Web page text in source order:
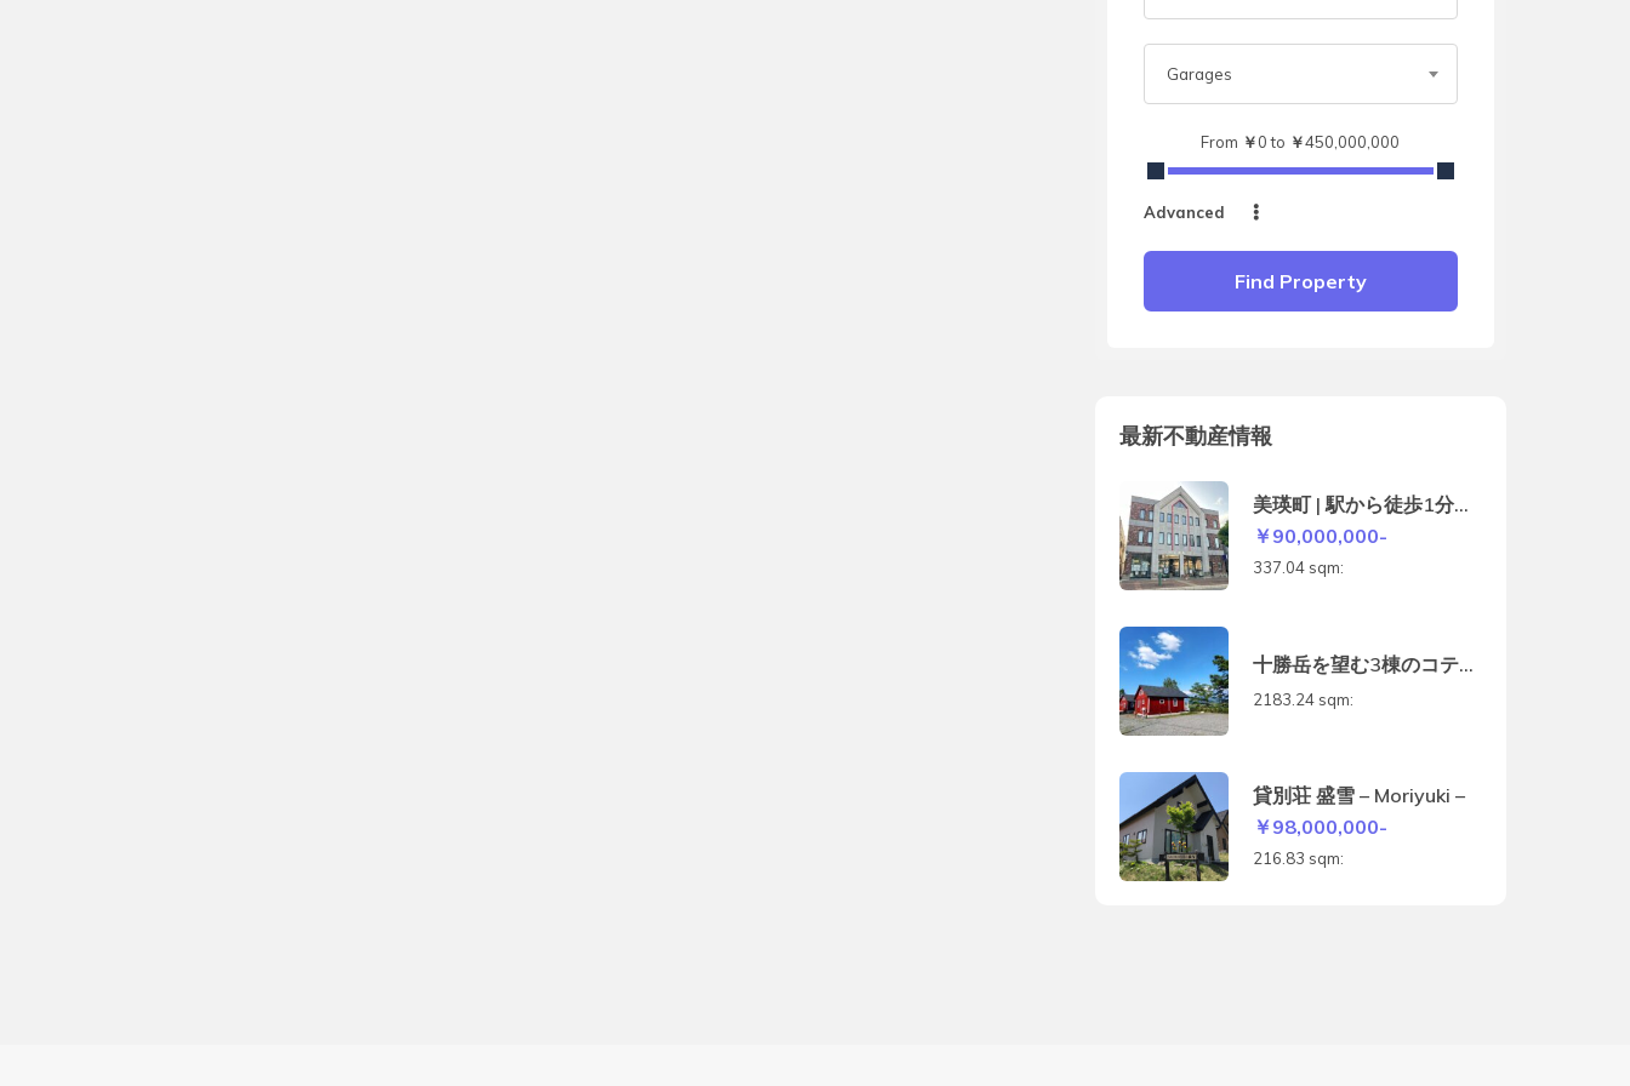
Garages
From ￥0 to ￥450,000,000
Advanced
Find Property
最新不動産情報
美瑛町 | 駅から徒歩1分の
店舗付き住宅
￥90,000,000-
337.04 sqm:
十勝岳を望む3棟のコテー
ジ
2183.24 sqm:
貸別荘 盛雪 – Moriyuki –
￥98,000,000-
216.83 sqm: